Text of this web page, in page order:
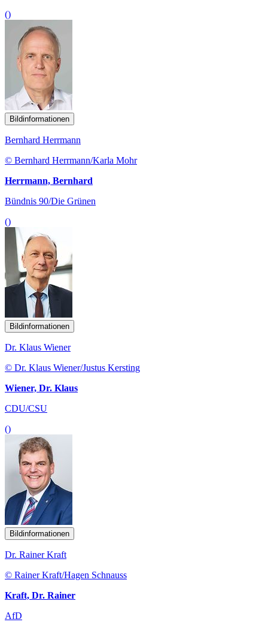
()
Bildinformationen
Bernhard Herrmann
© Bernhard Herrmann/Karla Mohr
Herrmann, Bernhard
Bündnis 90/Die Grünen
()
Bildinformationen
Dr. Klaus Wiener
© Dr. Klaus Wiener/Justus Kersting
Wiener, Dr. Klaus
CDU/CSU
()
Bildinformationen
Dr. Rainer Kraft
© Rainer Kraft/Hagen Schnauss
Kraft, Dr. Rainer
AfD